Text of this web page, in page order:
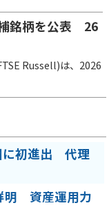
銘柄を公表 26
Russell)は、2026
に初進出 代理
明 資産運用力